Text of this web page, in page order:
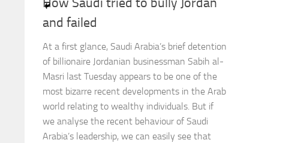
and failed
At a first glance, Saudi Arabia’s brief detention
of billionaire Jordanian businessman Sabih al-
Masri last Tuesday appears to be one of the
most bizarre recent developments in the Arab
world relating to wealthy individuals. But if
we analyse the recent behaviour of Saudi
Arabia’s leadership, we can easily see that